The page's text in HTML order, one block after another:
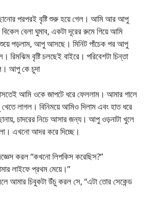
পরপরই বৃষ্টি শুরু হয়ে গেল। আমি আর আপু
বেলা ঘুমাব, একটা দূরের রুমে গিয়ে আমি
শুয়ে পড়লাম, আপু আসছে। মিনিট পাঁচেক পর আপু
রিমঝিম বৃষ্টি চলছেই বাইরে। পরিবেশটা চিন্তা
আপু কে চুদা
আমি ওকে জাপটে ধরে ফেললাম। আমার গালে
লাগল। বিনিময়ে আমিও দিলাম এবং হাত ধরে
চাদরের নিচে আসার জন্য। আপু ওড়নাটা খুলে
এখনো আদর করে দিচ্ছে।
করল “কখনো লিপকিস করেছিস?”
লাইফে প্রথম মেয়ে।”
আমার চিবুকটা উঁচু করল সে, “এটা তোর সেকেন্ড